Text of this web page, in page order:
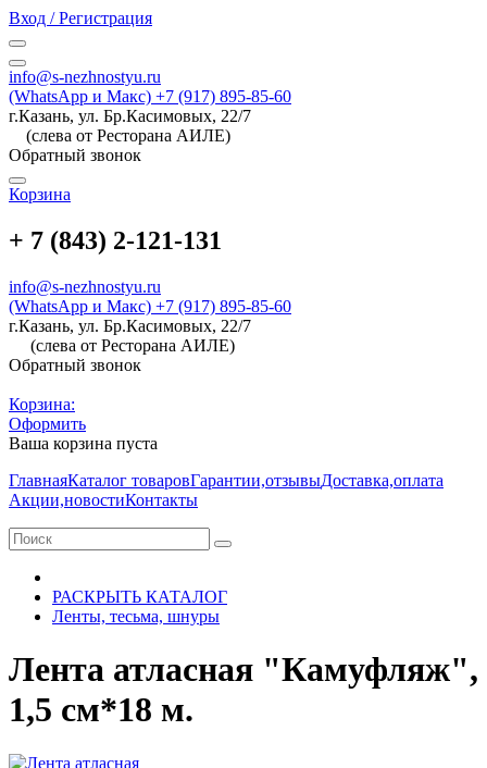
Вход / Регистрация
info@s-nezhnostyu.ru
(WhatsApp и Макс) +7 (917) 895-85-60
г.Казань, ул. Бр.Касимовых, 22/7
(слева от Ресторана АИЛЕ)
Обратный звонок
Корзина
+ 7 (843) 2-121-131
info@s-nezhnostyu.ru
(WhatsApp и Макс) +7 (917) 895-85-60
г.Казань, ул. Бр.Касимовых, 22/7
(слева от Ресторана АИЛЕ)
Обратный звонок
Корзина:
Оформить
Ваша корзина пуста
ГлавнаяКаталог товаровГарантии,отзывыДоставка,оплата
Акции,новостиКонтакты
РАСКРЫТЬ КАТАЛОГ
Ленты, тесьма, шнуры
Лента атласная "Камуфляж",
1,5 см*18 м.